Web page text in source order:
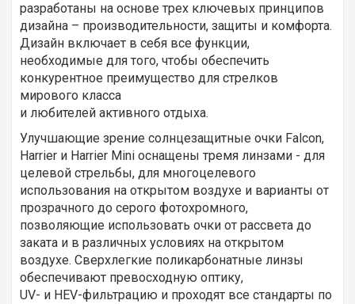
разработаны на основе трех ключевых принципов
дизайна – производительности, защиты и комфорта.
Дизайн включает в себя все функции,
необходимые для того, чтобы обеспечить
конкурентное преимущество для стрелков
мирового класса
и любителей активного отдыха.
Улучшающие зрение солнцезащитные очки Falcon,
Harrier и Harrier Mini оснащены тремя линзами - для
целевой стрельбы, для многоцелевого
использования на открытом воздухе и варианты от
прозрачного до серого фотохромного,
позволяющие использовать очки от рассвета до
заката и в различных условиях на открытом
воздухе. Сверхлегкие поликарбонатные линзы
обеспечивают превосходную оптику,
UV- и HEV-фильтрацию и проходят все стандарты по